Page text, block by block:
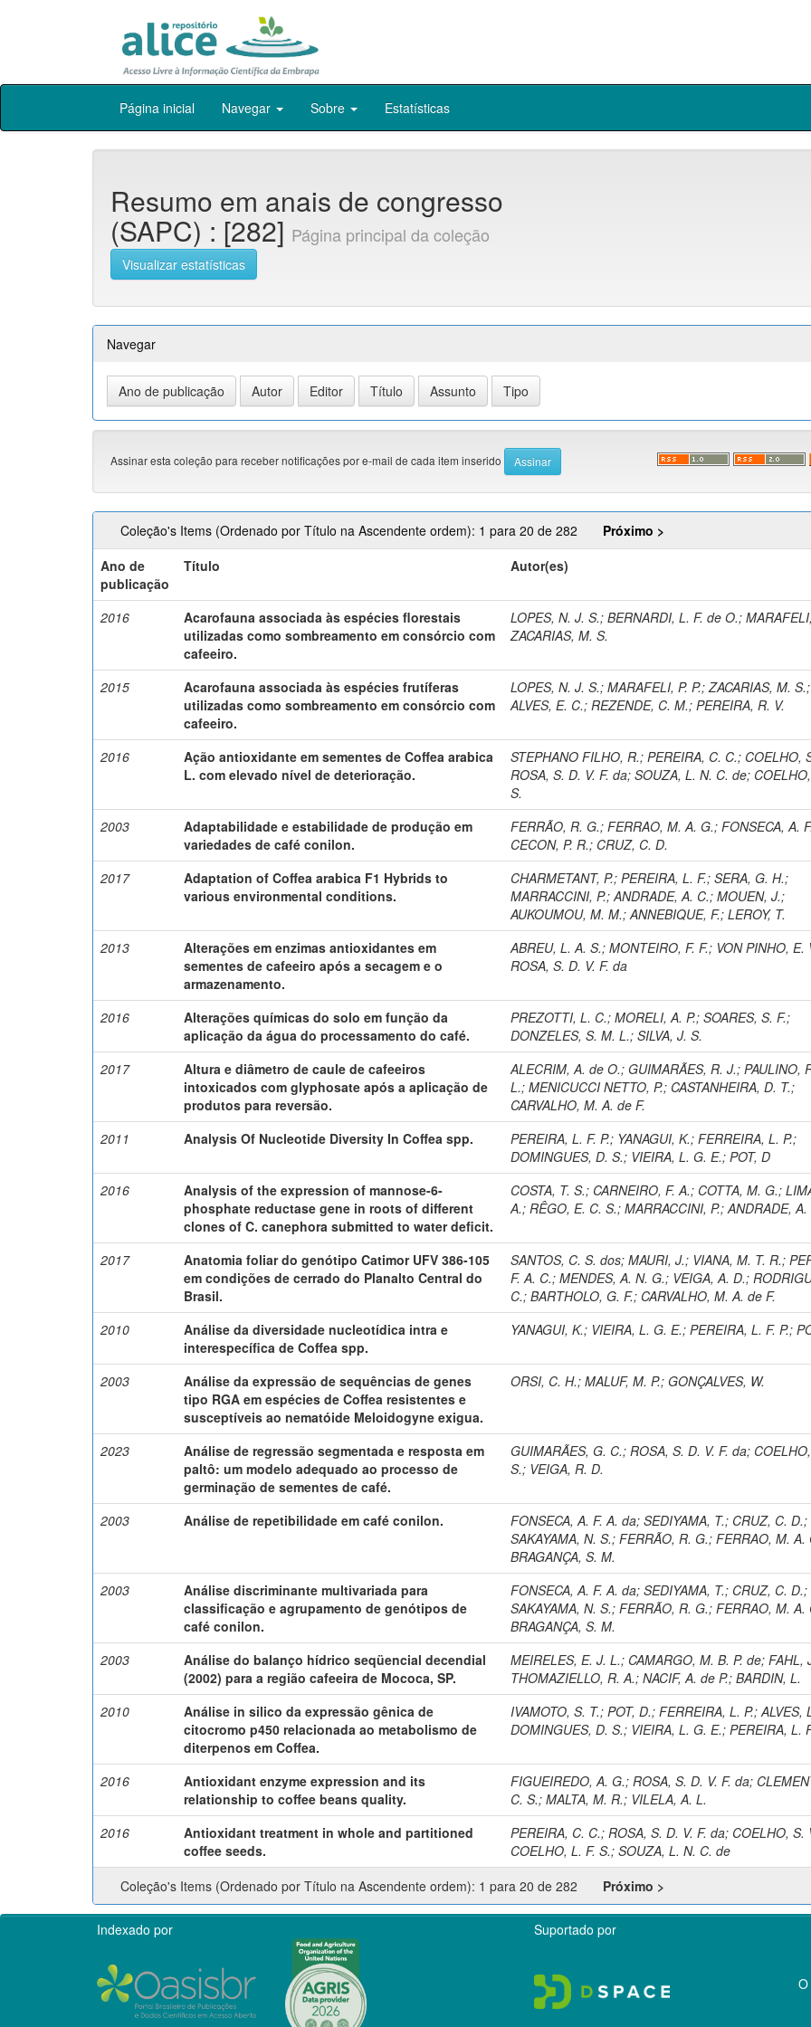
Skip
Página inicial Navegar Sobre Estatísticas
Resumo em anais de congresso
(SAPC) : [282] Página principal da coleção
Visualizar estatísticas
Navegar
Assinar esta coleção para receber notificações por e-mail de cada item inserido
Coleção's Items (Ordenado por Título na Ascendente ordem): 1 para 20 de 282
Próximo >
Ano de
publicação
Título Autor(es)
2016
Acarofauna associada às espécies florestais
utilizadas como sombreamento em consórcio com
cafeeiro.
LOPES, N. J. S.;BERNARDI, L. F. de O.;
ZACARIAS, M. S.
2015
Acarofauna associada às espécies frutíferas
utilizadas como sombreamento em consórcio com
cafeeiro.
LOPES, N. J. S.;MARAFELI, P. P.;ZACARIAS, M. S.;
ALVES, E. C.; REZENDE, C. M.;PEREIRA, R. V.
2016
Ação antioxidante em sementes de Coffea arabica
L. com elevado nível de deterioração.
STEPHANO FILHO, R.;PEREIRA, C. C.; COELHO,
ROSA, S. D. V. F. da;SOUZA, L. N. C. de;
S.
2003
Adaptabilidade e estabilidade de produção em
variedades de café conilon.
FERRÃO, R. G.;FERRAO, M. A. G.;FONSECA, A.
CECON, P. R.; CRUZ, C. D.
2017
Adaptation of Coffea arabica F1 Hybrids to
various environmental conditions.
CHARMETANT, P.;PEREIRA, L. F.;SERA, G. H.;
MARRACCINI, P.;ANDRADE, A. C.;MOUEN, J.;
AUKOUMOU, M. M.;ANNEBIQUE, F.;LEROY, T.
2013
Alterações em enzimas antioxidantes em
sementes de cafeeiro após a secagem e o
armazenamento.
ABREU, L. A. S.;MONTEIRO, F. F.; VON PINHO, E.
ROSA, S. D. V. F. da
2016
Alterações químicas do solo em função da
aplicação da água do processamento do café.
PREZOTTI, L. C.;MORELI, A. P.;SOARES, S. F.;
DONZELES, S. M. L.;SILVA, J. S.
2017
Altura e diâmetro de caule de cafeeiros
intoxicados com glyphosate após a aplicação de
produtos para reversão.
ALECRIM, A. de O.;GUIMARÃES, R. J.;PAULINO,
L.;MENICUCCI NETTO, P.; CASTANHEIRA, D. T.;
CARVALHO, M. A. de F.
2011
Analysis Of Nucleotide Diversity In Coffea spp. PEREIRA, L. F. P.; YANAGUI, K.;FERREIRA, L. P.;
DOMINGUES, D. S.; VIEIRA, L. G. E.;POT, D
2016
Analysis of the expression of mannose-6-
phosphate reductase gene in roots of different
clones of C. canephora submitted to water deficit.
COSTA, T. S.; CARNEIRO, F. A.; COTTA, M. G.;
A.; RÊGO, E. C. S.;MARRACCINI, P.;ANDRADE, A.
2017
Anatomia foliar do genótipo Catimor UFV 386-105
em condições de cerrado do Planalto Central do
Brasil.
SANTOS, C. S. dos;MAURI, J.; VIANA, M. T. R.;
F. A. C.;MENDES, A. N. G.; VEIGA, A. D.;
C.;BARTHOLO, G. F.; CARVALHO, M. A. de F.
2010
Análise da diversidade nucleotídica intra e
interespecífica de Coffea spp.
YANAGUI, K.; VIEIRA, L. G. E.;PEREIRA, L. F. P.;
2003
Análise da expressão de sequências de genes
tipo RGA em espécies de Coffea resistentes e
susceptíveis ao nematóide Meloidogyne exigua.
ORSI, C. H.;MALUF, M. P.;GONÇALVES, W.
2023
Análise de regressão segmentada e resposta em
paltô: um modelo adequado ao processo de
germinação de sementes de café.
GUIMARÃES, G. C.; ROSA, S. D. V. F. da;
S.; VEIGA, R. D.
2003 Análise de repetibilidade em café conilon. FONSECA, A. F. A. da;SEDIYAMA, T.; CRUZ, C. D.;
SAKAYAMA, N. S.;FERRÃO, R. G.;FERRAO, M. A.
BRAGANÇA, S. M.
2003
Análise discriminante multivariada para
classificação e agrupamento de genótipos de
café conilon.
FONSECA, A. F. A. da;SEDIYAMA, T.; CRUZ, C. D.;
SAKAYAMA, N. S.;FERRÃO, R. G.;FERRAO, M. A.
BRAGANÇA, S. M.
2003
Análise do balanço hídrico seqüencial decendial
(2002) para a região cafeeira de Mococa, SP.
MEIRELES, E. J. L.; CAMARGO, M. B. P. de;FAHL,
THOMAZIELLO, R. A.;NACIF, A. de P.;BARDIN, L.
2010
Análise in silico da expressão gênica de
citocromo p450 relacionada ao metabolismo de
diterpenos em Coffea.
IVAMOTO, S. T.;POT, D.;FERREIRA, L. P.;ALVES,
DOMINGUES, D. S.; VIEIRA, L. G. E.;PEREIRA, L.
2016
Antioxidant enzyme expression and its
relationship to coffee beans quality.
FIGUEIREDO, A. G.; ROSA, S. D. V. F. da;
C. S.;MALTA, M. R.; VILELA, A. L.
2016
Antioxidant treatment in whole and partitioned
coffee seeds.
PEREIRA, C. C.; ROSA, S. D. V. F. da; COELHO, S.
COELHO, L. F. S.;SOUZA, L. N. C. de
Coleção's Items (Ordenado por Título na Ascendente ordem): 1 para 20 de 282
Próximo >
Indexado por Suportado por